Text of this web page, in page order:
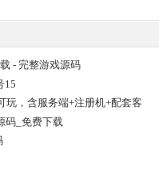
- 完整游戏源码
15
玩，含服务端+注册机+配套客
码_免费下载